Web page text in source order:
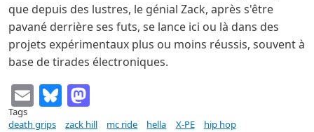
que depuis des lustres, le génial Zack, après s'être
pavané derrière ses futs, se lance ici ou là dans des
projets expérimentaux plus ou moins réussis, souvent à
base de tirades électroniques.
EmailBluesky
Tags
death grips
zack hill mc ride hella X-PE hip hop